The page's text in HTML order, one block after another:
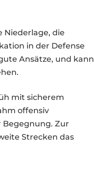
Niederlage, die
in der Defense
Ansätze, und kann
mit sicherem
offensiv
Begegnung. Zur
Strecken das